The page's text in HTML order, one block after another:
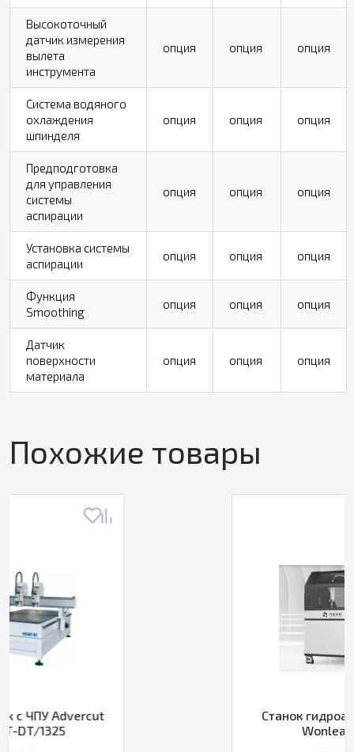
Высокоточный
датчик измерения
вылета
инструмента
опция опция опция
Система водяного
охлаждения
шпинделя
опция опция опция
Предподготовка
для управления
системы
аспирации
опция опция опция
Установка системы
аспирации
опция опция опция
Функция
Smoothing
опция опция опция
Датчик
поверхности
материала
опция опция опция
Похожие товары
Станок гидроабразивной резки